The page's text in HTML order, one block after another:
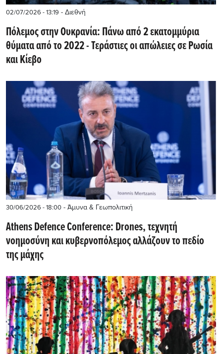
02/07/2026 - 13:19 - Διεθνή
Πόλεμος στην Ουκρανία: Πάνω από 2 εκατομμύρια
θύματα από το 2022 - Τεράστιες οι απώλειες σε Ρωσία
και Κίεβο
30/06/2026 - 18:00 - Άμυνα & Γεωπολιτική
Athens Defence Conference: Drones, τεχνητή
νοημοσύνη και κυβερνοπόλεμος αλλάζουν το πεδίο
της μάχης